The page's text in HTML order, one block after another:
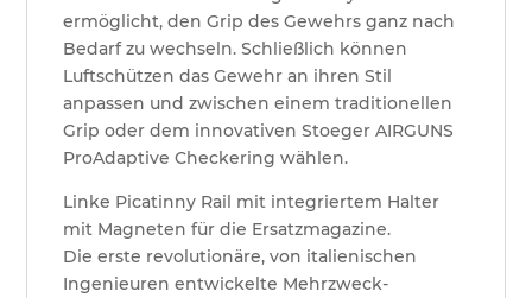
ermöglicht, den Grip des Gewehrs ganz nach
Bedarf zu wechseln. Schließlich können
Luftschützen das Gewehr an ihren Stil
anpassen und zwischen einem traditionellen
Grip oder dem innovativen Stoeger AIRGUNS
ProAdaptive Checkering wählen.
Linke Picatinny Rail mit integriertem Halter
mit Magneten für die Ersatzmagazine.
Die erste revolutionäre, von italienischen
Ingenieuren entwickelte Mehrzweck-